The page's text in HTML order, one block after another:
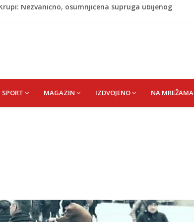
Senija – Sena
obilježavanja godišnjice: "Doživjela sam poniženje
sinu"
Nezvanično, osumnjičena supruga ubijenog
SPORT MAGAZIN IZDVOJENO NA MREŽAMA